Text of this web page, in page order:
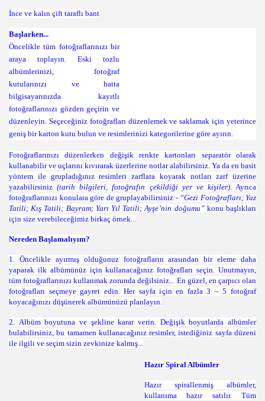
İnce ve kalın çift taraflı bant
Başlarken...
Öncelikle tüm fotoğraflarınızı bir
araya toplayın. Eski tozlu
albümlerinizi, fotoğraf
kutularınızı ve hatta
bilgisayarınızda kayıtlı
fotoğraflarınızı gözden geçirin ve
düzenleyin. Seçeceğiniz fotoğrafları düzenlemek ve saklamak için yeterince
geniş bir karton kutu bulun ve resimlerinizi kategorilerine göre ayırın.
Fotoğraflarınızı düzenlerken değişik renkte kartonları separatör olarak
kullanabilir ve uçlarını kıvırarak üzerlerine notlar alabilirsiniz. Ya da en basit
yöntem ile grupladığınız resimleri zarflara koyarak notları zarf üzerine
yazabilirsiniz(tarih bilgileri, fotoğrafın çekildiği yer ve kişiler). Ayrıca
fotoğraflarınızı konulara göre de gruplayabilirsiniz - “Gezi Fotoğrafları; Yaz
Tatili; Kış Tatili; Bayram; Yarı Yıl Tatili; Ayşe’nin doğumu”konu başlıkları
için size verebileceğimiz birkaç örnek...
Nereden Başlamalıyım?
1. Öncelikle ayırmış olduğunuz fotoğrafların arasından bir eleme daha
yaparak ilk albümünüz için kullanacağınız fotoğrafları seçin. Unutmayın,
tüm fotoğraflarınızı kullanmak zorunda değilsiniz... En güzel, en çarpıcı olan
fotoğrafları seçmeye gayret edin. Her sayfa için en fazla 3 – 5 fotoğraf
koyacağınızı düşünerek albümünüzü planlayın.
2. Albüm boyutuna ve şekline karar verin. Değişik boyutlarda albümler
bulabilirsiniz, bu tamamen kullanacağınız resimler, istediğiniz sayfa düzeni
ile ilgili ve seçim sizin zevkinize kalmış...
Hazır Spiral Albümler
Hazır spirallenmiş albümler,
kullanıma hazır satılır. Tüm